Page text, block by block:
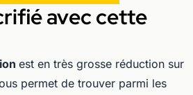
avec cette
est en très grosse réduction sur
permet de trouver parmi les